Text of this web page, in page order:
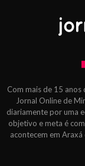
Com mais de 15 anos
Jornal Online de
diariamente por uma
objetivo e meta é
acontecem em